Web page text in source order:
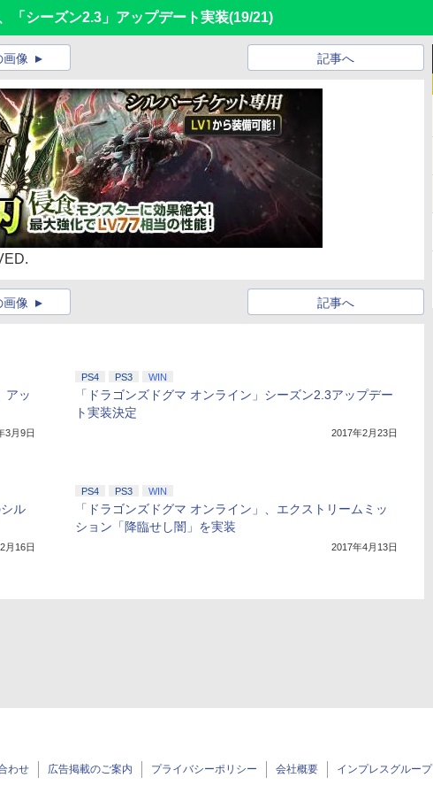
「シーズン2.3」アップデート実装(19/21)
画像 記事へ
画像 記事へ
アッ
3月9日
PS4 PS3 WIN
「ドラゴンズドグマ オンライン」シーズン2.3アップデー
ト実装決定
2017年2月23日
ル
月16日
PS4 PS3 WIN
「ドラゴンズドグマ オンライン」、エクストリームミッ
ション「降臨せし闇」を実装
2017年4月13日
わせ 広告掲載のご案内 プライバシーポリシー 会社概要 インプレスグループ